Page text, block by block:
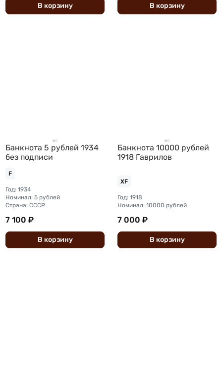
В корзину В корзину
Банкнота 5 рублей 1934
без подписи
F
Год: 1934
Номинал: 5 рублей
Страна: СССР
7 100 ₽
В корзину
Банкнота 10000 рублей
1918 Гаврилов
XF
Год: 1918
Номинал: 10000 рублей
7 000 ₽
В корзину